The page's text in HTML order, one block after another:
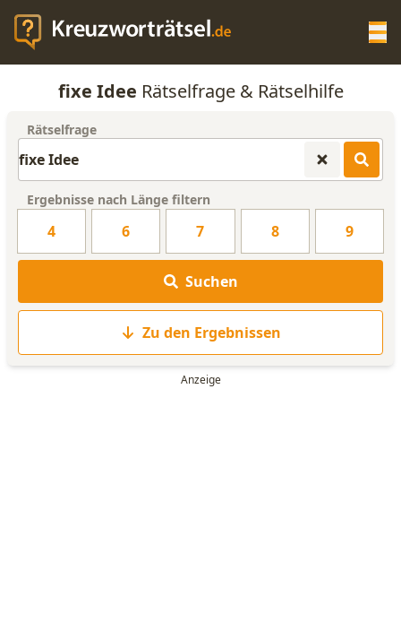
KREUZWORTRÄTSEL-HILFE
WORTLISTE
fixe Idee Rätselfrage & Rätselhilfe
Rätselfrage
Ergebnisse nach Länge filtern
4 6 7 8 9
Suchen
Zu den Ergebnissen